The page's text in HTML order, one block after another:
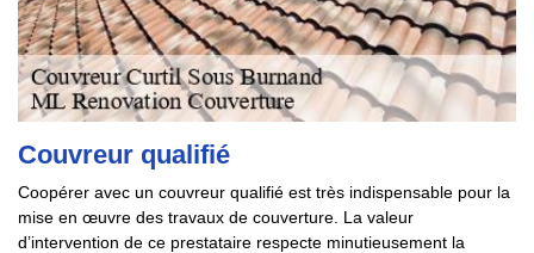
Couvreur qualifié
Coopérer avec un couvreur qualifié est très indispensable pour la
mise en œuvre des travaux de couverture. La valeur
d’intervention de ce prestataire respecte minutieusement la